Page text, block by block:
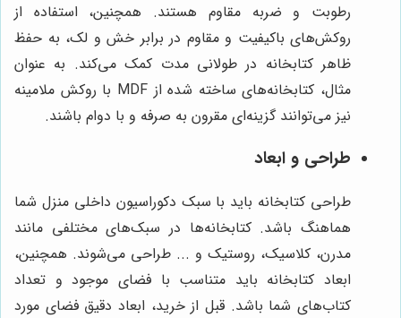
رطوبت و ضربه مقاوم هستند. همچنین، استفاده از
روکش‌های باکیفیت و مقاوم در برابر خش و لک، به حفظ
ظاهر کتابخانه در طولانی مدت کمک می‌کند. به عنوان
مثال، کتابخانه‌های ساخته شده از MDF با روکش ملامینه
نیز می‌توانند گزینه‌ای مقرون به صرفه و با دوام باشند.
طراحی و ابعاد
طراحی کتابخانه باید با سبک دکوراسیون داخلی منزل شما
هماهنگ باشد. کتابخانه‌ها در سبک‌های مختلفی مانند
مدرن، کلاسیک، روستیک و ... طراحی می‌شوند. همچنین،
ابعاد کتابخانه باید متناسب با فضای موجود و تعداد
کتاب‌های شما باشد. قبل از خرید، ابعاد دقیق فضای مورد